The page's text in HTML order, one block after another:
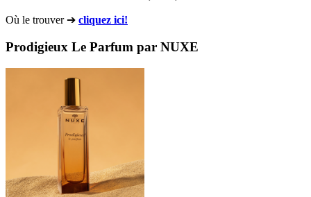
Où le trouver ➔ cliquez ici!
Prodigieux Le Parfum par NUXE